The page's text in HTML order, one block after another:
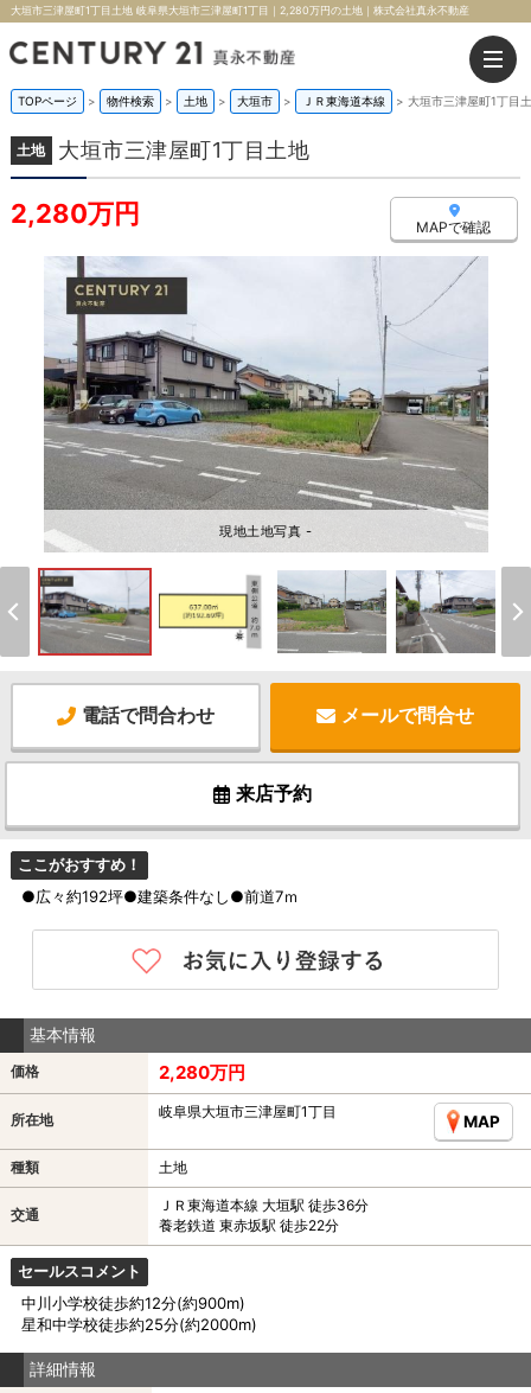
大垣市三津屋町1丁目土地 岐阜県大垣市三津屋町1丁目｜2,280万円の土地｜株式会社真永不動産
TOPページ > 物件検索 > 土地 > 大垣市 > ＪＲ東海道本線 > 大垣市三津屋町1丁目
土地 大垣市三津屋町1丁目土地
2,280万円 MAPで確認
現地土地写真 -
電話で問合わせ メールで問合せ
来店予約
ここがおすすめ！
●広々約192坪●建築条件なし●前道7ｍ
基本情報
価格 2,280万円
所在地 岐阜県大垣市三津屋町1丁目
MAP
種類 土地
交通
ＪＲ東海道本線 大垣駅 徒歩36分
養老鉄道 東赤坂駅 徒歩22分
セールスコメント
中川小学校徒歩約12分(約900m)
星和中学校徒歩約25分(約2000m)
詳細情報